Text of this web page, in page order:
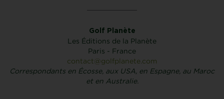
Golf Planète
Les Éditions de la Planète
Paris - France
contact@golfplanete.com
Correspondants en Écosse, aux USA, en Espagne, au Maroc
et en Australie.